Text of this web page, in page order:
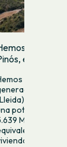
puesto
en
puesto en
Esta
potencia de
MWh
al
al año.